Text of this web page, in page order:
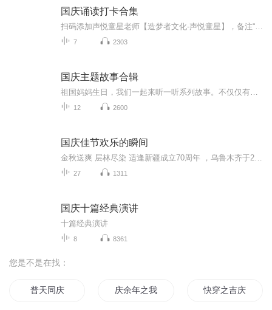
国庆诵读打卡合集
7 2303
国庆主题故事合辑
12 2600
国庆佳节欢乐的瞬间
27 1311
国庆十篇经典演讲
十篇经典演讲
8 8361
您是不是在找：
普天同庆 庆余年之我叫王启年 快穿之吉庆有余